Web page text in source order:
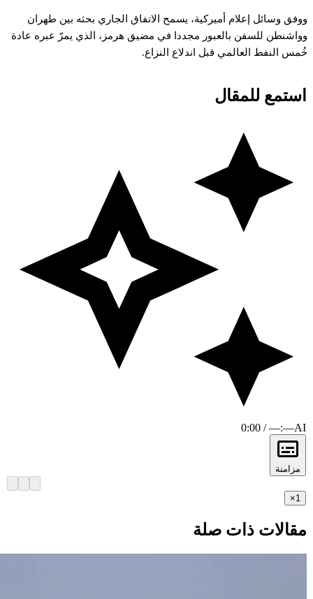
ووفق وسائل إعلام أميركية، يسمح الاتفاق الجاري بحثه بين طهران
وواشنطن للسفن بالعبور مجددا في مضيق هرمز، الذي يمرّ عبره عادة
خُمس النفط العالمي قبل اندلاع النزاع.
استمع للمقال
AI
0:00 / —:—
مزامنة
×
مقالات ذات صلة